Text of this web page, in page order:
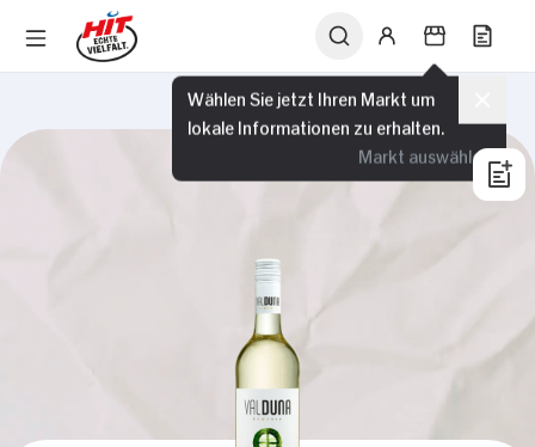
Wählen Sie jetzt Ihren Markt um
lokale Informationen zu erhalten.
Markt auswählen